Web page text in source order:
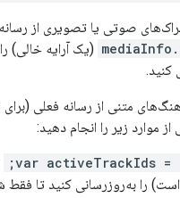
صوتی یا تصویری از
(یک آرایه خالی)
کنید.
متنی از رسانه فعلی
موارد زیر را انجام دهید:
var activeTrackIds =